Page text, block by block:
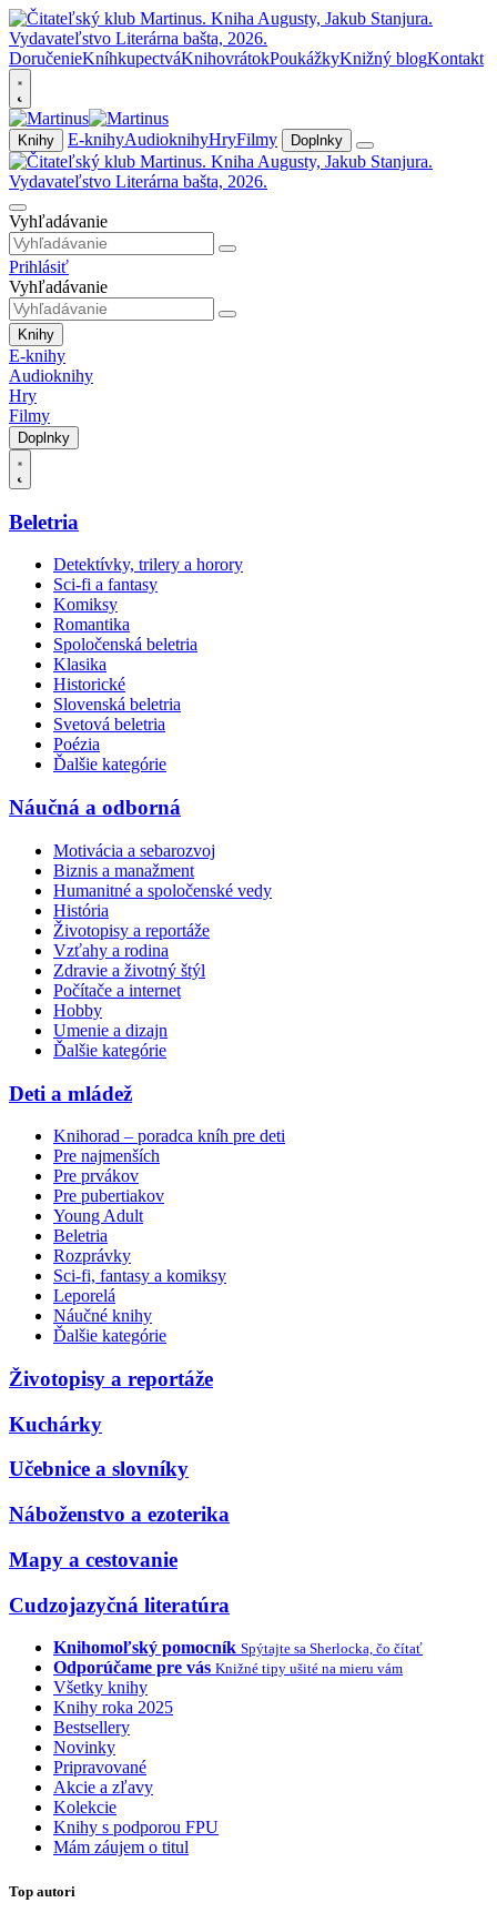
DoručenieKníhkupectváKnihovrátokPoukážkyKnižný blogKontakt
Knihy E-knihyAudioknihyHryFilmy Doplnky
Vyhľadávanie
Prihlásiť
Vyhľadávanie
Knihy
E-knihy
Audioknihy
Hry
Filmy
Doplnky
Beletria
Detektívky, trilery a horory
Sci-fi a fantasy
Komiksy
Romantika
Spoločenská beletria
Klasika
Historické
Slovenská beletria
Svetová beletria
Poézia
Ďalšie kategórie
Náučná a odborná
Motivácia a sebarozvoj
Biznis a manažment
Humanitné a spoločenské vedy
História
Životopisy a reportáže
Vzťahy a rodina
Zdravie a životný štýl
Počítače a internet
Hobby
Umenie a dizajn
Ďalšie kategórie
Deti a mládež
Knihorad – poradca kníh pre deti
Pre najmenších
Pre prvákov
Pre pubertiakov
Young Adult
Beletria
Rozprávky
Sci-fi, fantasy a komiksy
Leporelá
Náučné knihy
Ďalšie kategórie
Životopisy a reportáže
Kuchárky
Učebnice a slovníky
Náboženstvo a ezoterika
Mapy a cestovanie
Cudzojazyčná literatúra
Knihomoľský pomocník Spýtajte sa Sherlocka, čo čítať
Odporúčame pre vás Knižné tipy ušité na mieru vám
Všetky knihy
Knihy roka 2025
Bestsellery
Novinky
Pripravované
Akcie a zľavy
Kolekcie
Knihy s podporou FPU
Mám záujem o titul
Top autori